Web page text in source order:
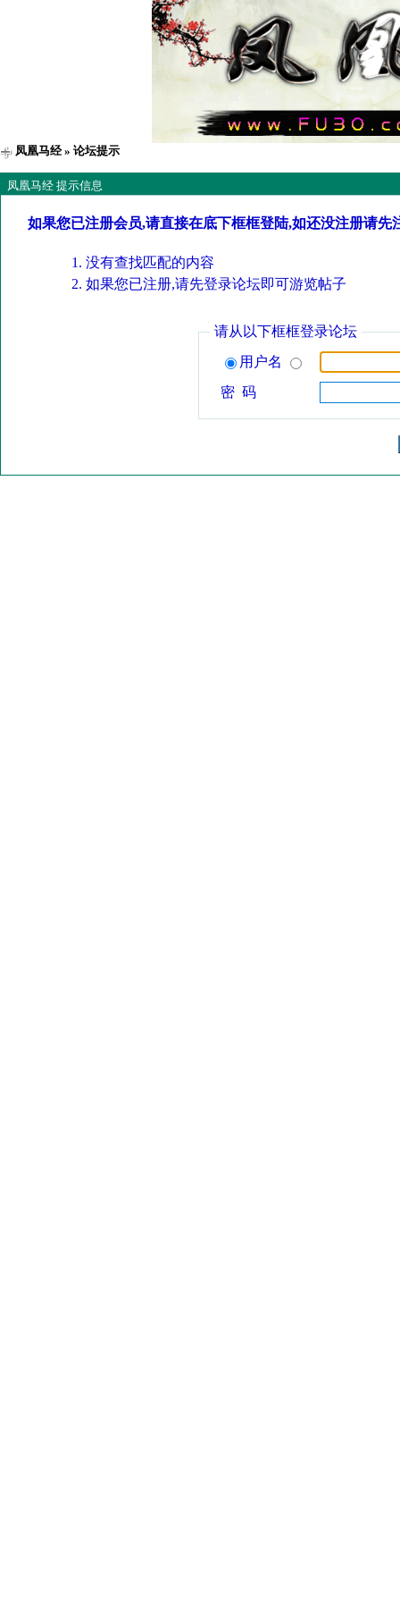
凤凰马经» 论坛提示
凤凰马经 提示信息
如果您已注册会员,请直接在底下框框登陆,如还没注册请先
没有查找匹配的内容
如果您已注册,请先登录论坛即可游览帖子
请从以下框框登录论坛
用户名
密 码